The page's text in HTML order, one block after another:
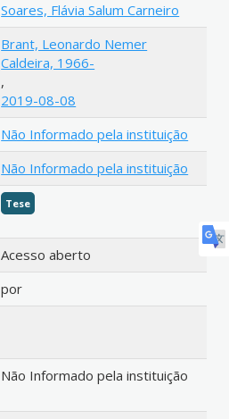
Soares, Flávia Salum Carneiro
Brant, Leonardo Nemer
Caldeira, 1966-
,
2019-08-08
Não Informado pela instituição
Não Informado pela instituição
Tese
Acesso aberto
por
Não Informado pela instituição